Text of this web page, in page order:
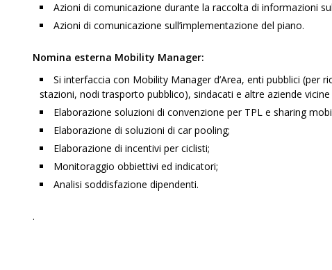
Azioni di comunicazione durante la raccolta di informazioni
Azioni di comunicazione sull’implementazione del piano.
Nomina esterna Mobility Manager:
Si interfaccia con Mobility Manager d’Area, enti pubblici (per
stazioni, nodi trasporto pubblico), sindacati e altre aziende
Elaborazione soluzioni di convenzione per TPL e sharing
Elaborazione di soluzioni di car pooling;
Elaborazione di incentivi per ciclisti;
Monitoraggio obbiettivi ed indicatori;
Analisi soddisfazione dipendenti.
.